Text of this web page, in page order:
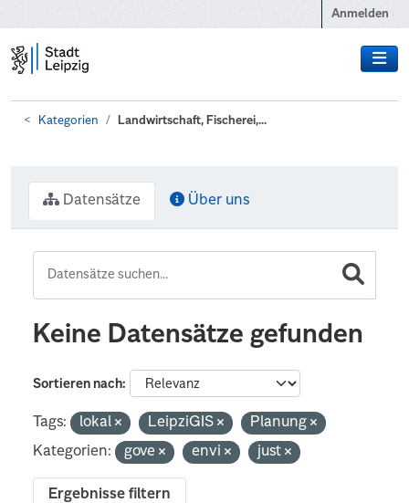
Anmelden
Kategorien Landwirtschaft, Fischerei,...
Datensätze Über uns
Keine Datensätze gefunden
Sortieren nach
Tags: lokal LeipziGIS
Planung
Kategorien:
gove envi just
Ergebnisse filtern